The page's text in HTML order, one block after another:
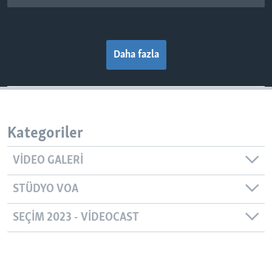
Daha fazla
Kategoriler
VIDEO GALERI
STÜDYO VOA
SEÇIM 2023 - VIDEOCAST